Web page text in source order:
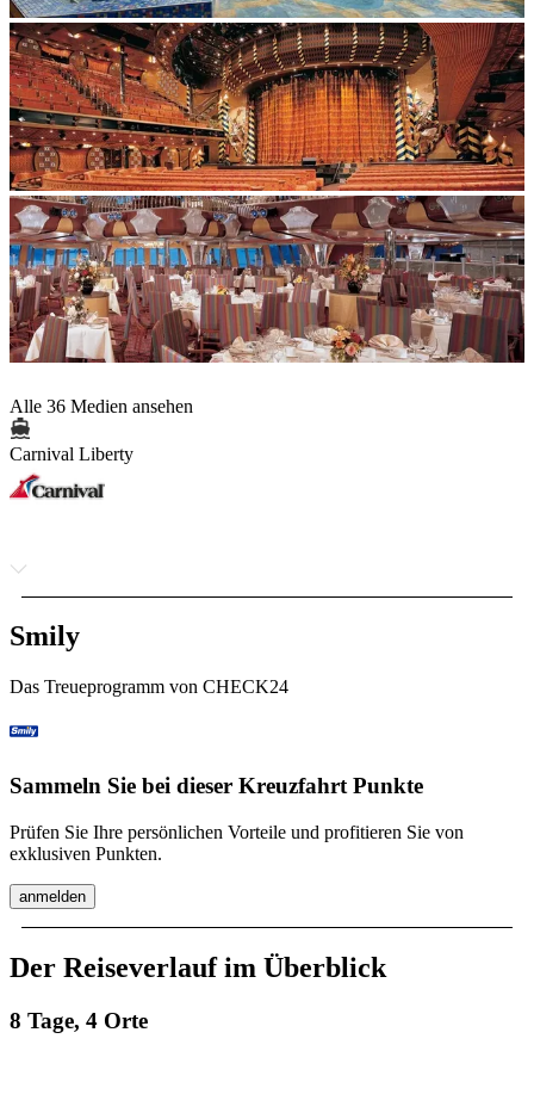
Alle 36 Medien ansehen
Carnival Liberty
Smily
Das Treueprogramm von CHECK24
Sammeln Sie bei dieser Kreuzfahrt Punkte
Prüfen Sie Ihre persönlichen Vorteile und profitieren Sie von
exklusiven Punkten.
anmelden
Der Reiseverlauf im Überblick
8 Tage, 4 Orte